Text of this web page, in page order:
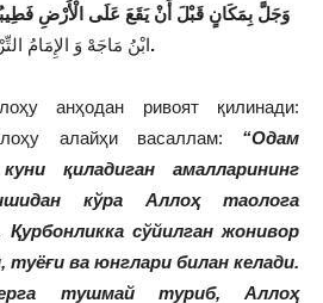
وَجَلَّ بِمَكَانٍ قَبْلَ أَنْ يَقَعَ عَلَى الْأَرْضِ
ابْنُ مَاجَهْ وَ الإِمَامُ.
анҳодан ривоят қилинади:
алайҳи васаллам: “Одам
қиладиган амалларининг
кўра Аллоҳ таолога
сўйилган жонивор
туёғи ва юнглари билан келади.
тушмай туриб, Аллоҳ